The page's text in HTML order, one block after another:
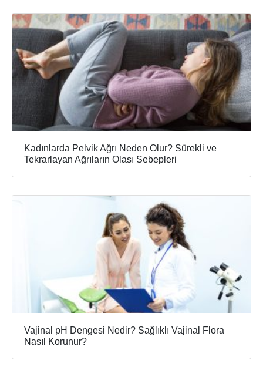
Kadınlarda Pelvik Ağrı Neden Olur? Sürekli ve
Tekrarlayan Ağrıların Olası Sebepleri
Vajinal pH Dengesi Nedir? Sağlıklı Vajinal Flora
Nasıl Korunur?